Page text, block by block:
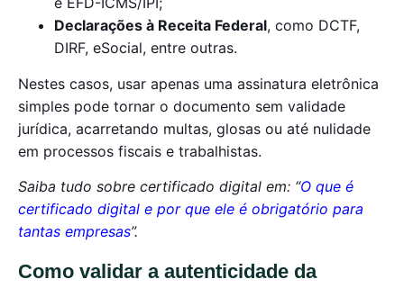
Declarações à Receita Federal, como DCTF,
DIRF, eSocial, entre outras.
Nestes casos, usar apenas uma assinatura eletrônica
simples pode tornar o documento sem validade
jurídica, acarretando multas, glosas ou até nulidade
em processos fiscais e trabalhistas.
Saiba tudo sobre certificado digital em: “O que é
certificado digital e por que ele é obrigatório para
tantas empresas”.
Como validar a autenticidade da